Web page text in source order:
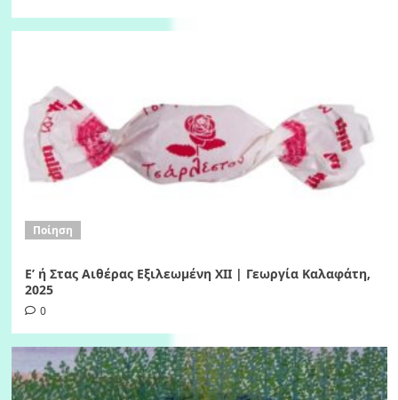
Ποίηση
Ε’ ή Στας Αιθέρας Εξιλεωμένη ΧΙI | Γεωργία Καλαφάτη,
2025
0